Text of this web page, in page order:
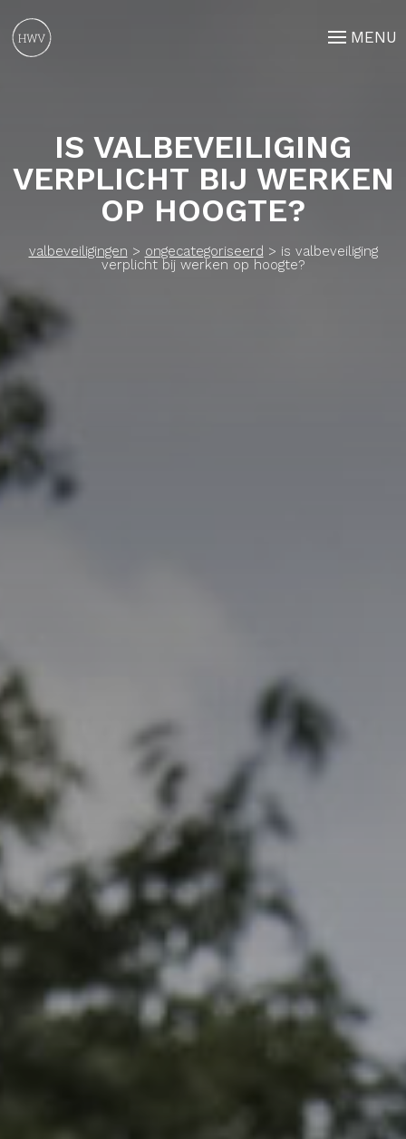
MENU
IS VALBEVEILIGING
VERPLICHT BIJ WERKEN
OP HOOGTE?
valbeveiligingen > ongecategoriseerd > is valbeveiliging
verplicht bij werken op hoogte?